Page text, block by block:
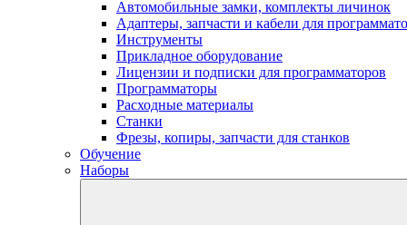
Автомобильные замки, комплекты личинок
Адаптеры, запчасти и кабели для
Инструменты
Прикладное оборудование
Лицензии и подписки для программаторов
Программаторы
Расходные материалы
Станки
Фрезы, копиры, запчасти для станков
Обучение
Наборы